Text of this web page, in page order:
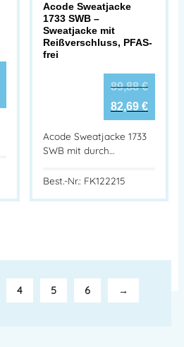
Acode Sweatjacke
1733 SWB –
Sweatjacke mit
Reißverschluss, PFAS-
frei
89,88€
82,69 €
Acode Sweatjacke 1733
SWB mit durch…
Best.-Nr.: FK122215
4 5 6 →